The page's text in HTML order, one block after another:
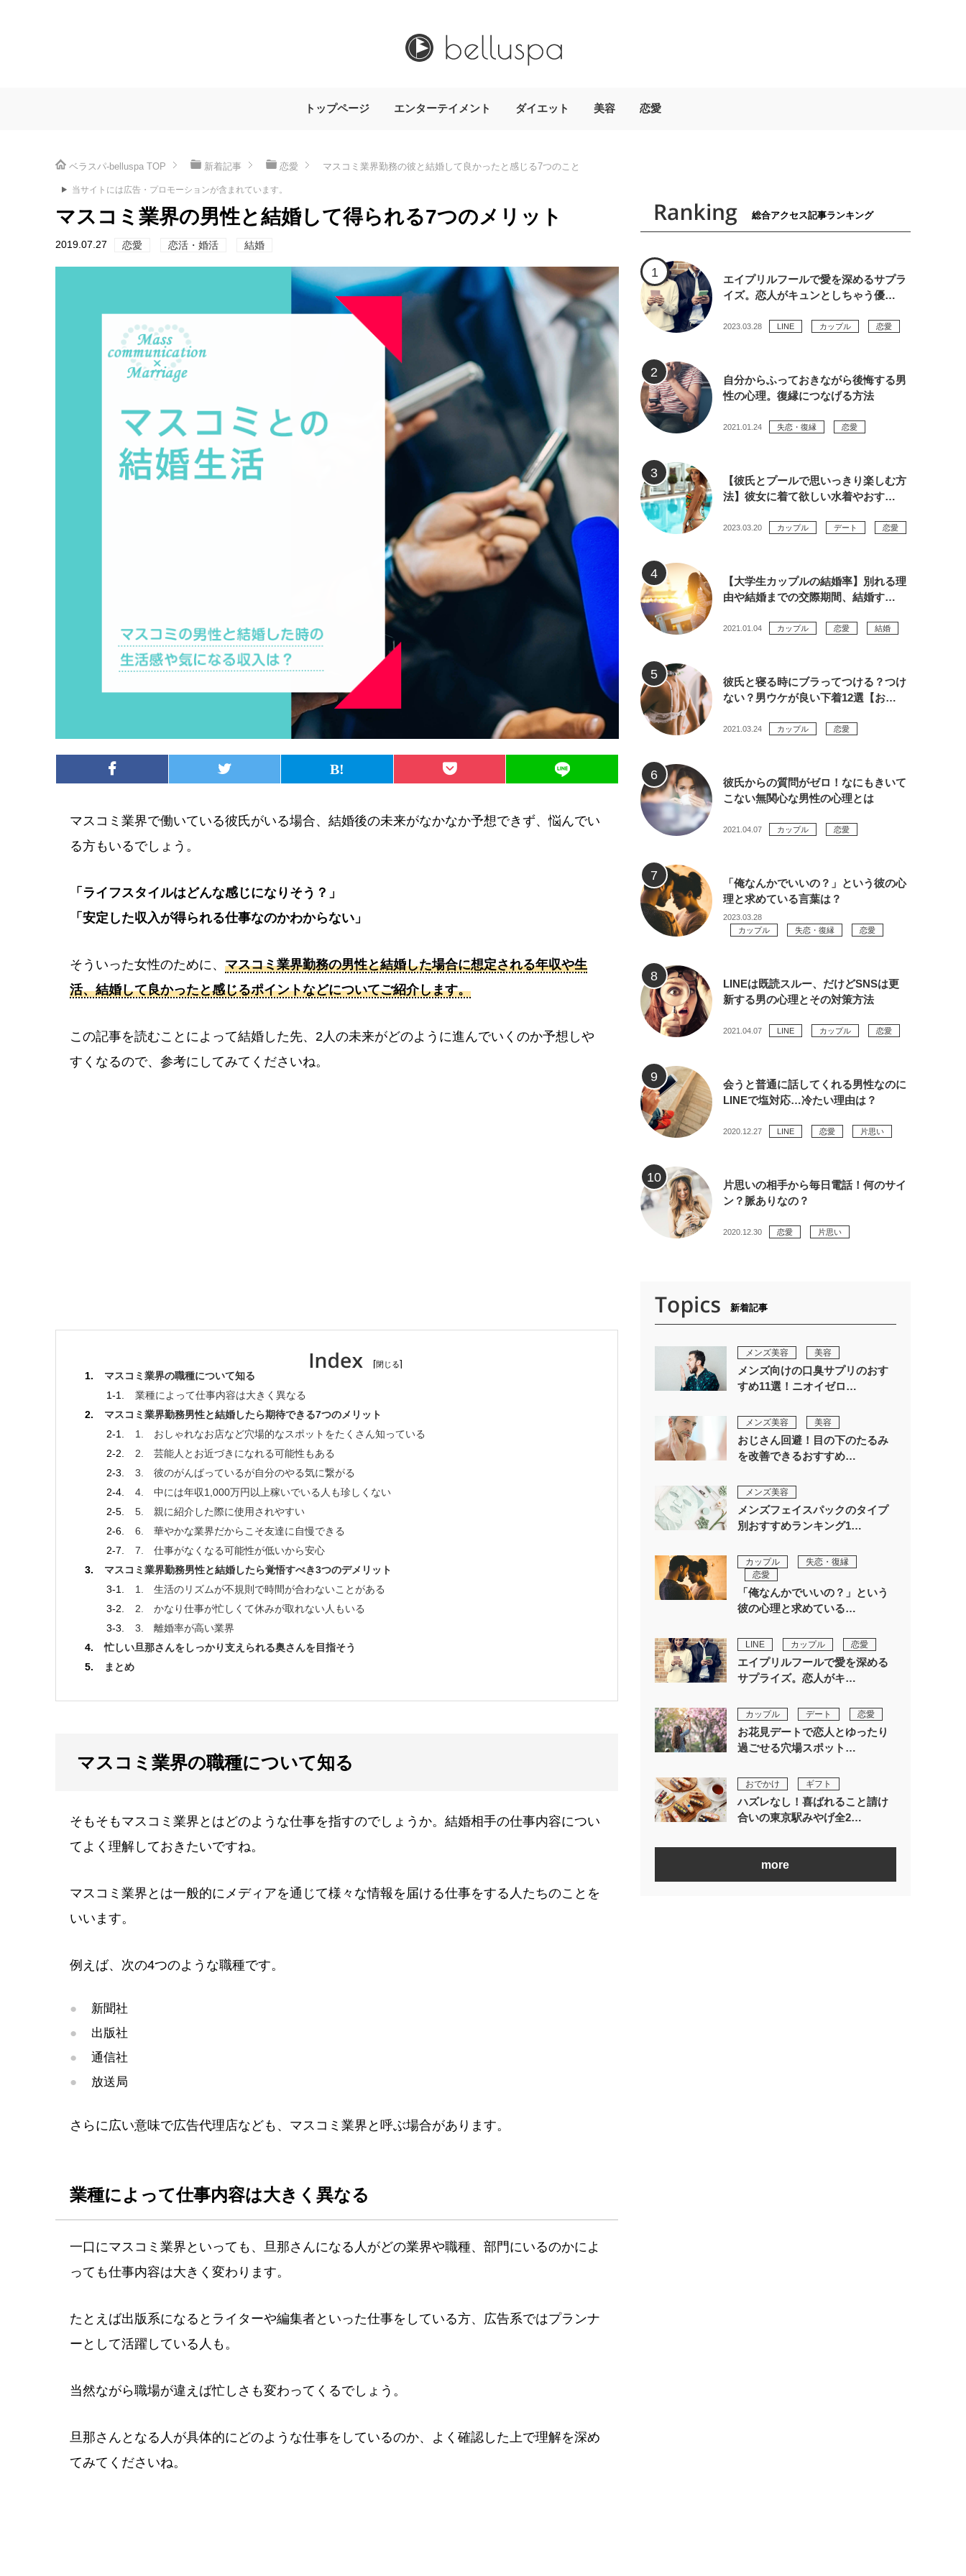
トップページ エンターテイメント ダイエット 美容 恋愛
ベラスパ-belluspa TOP 新着記事 恋愛 マスコミ業界勤務の彼と結婚して良かったと感じる7つのこと
当サイトには広告・プロモーションが含まれています。
マスコミ業界の男性と結婚して得られる7つのメリット
2019.07.27 恋愛 恋活・婚活 結婚
マスコミ業界で働いている彼氏がいる場合、結婚後の未来がなかなか予想できず、悩んでい
る方もいるでしょう。
「ライフスタイルはどんな感じになりそう？」
「安定した収入が得られる仕事なのかわからない」
そういった女性のために、 マスコミ業界勤務の男性と結婚した場合に想定される年収や生
活、結婚して良かったと感じるポイントなどについてご紹介します。
この記事を読むことによって結婚した先、2人の未来がどのように進んでいくのか予想しや
すくなるので、参考にしてみてくださいね。
[
]
マスコミ業界の職種について知る
業種によって仕事内容は大きく異なる
マスコミ業界勤務男性と結婚したら期待できる7つのメリット
1. おしゃれなお店など穴場的なスポットをたくさん知っている
2. 芸能人とお近づきになれる可能性もある
3. 彼のがんばっているが自分のやる気に繋がる
4. 中には年収1,000万円以上稼いでいる人も珍しくない
5. 親に紹介した際に使用されやすい
6. 華やかな業界だからこそ友達に自慢できる
7. 仕事がなくなる可能性が低いから安心
マスコミ業界勤務男性と結婚したら覚悟すべき3つのデメリット
1. 生活のリズムが不規則で時間が合わないことがある
2. かなり仕事が忙しくて休みが取れない人もいる
3. 離婚率が高い業界
忙しい旦那さんをしっかり支えられる奥さんを目指そう
まとめ
マスコミ業界の職種について知る
そもそもマスコミ業界とはどのような仕事を指すのでしょうか。結婚相手の仕事内容につい
てよく理解しておきたいですね。
マスコミ業界とは一般的にメディアを通じて様々な情報を届ける仕事をする人たちのことを
いいます。
例えば、次の4つのような職種です。
新聞社
出版社
通信社
放送局
さらに広い意味で広告代理店なども、マスコミ業界と呼ぶ場合があります。
業種によって仕事内容は大きく異なる
一口にマスコミ業界といっても、旦那さんになる人がどの業界や職種、部門にいるのかによ
っても仕事内容は大きく変わります。
たとえば出版系になるとライターや編集者といった仕事をしている方、広告系ではプランナ
ーとして活躍している人も。
当然ながら職場が違えば忙しさも変わってくるでしょう。
旦那さんとなる人が具体的にどのような仕事をしているのか、よく確認した上で理解を深め
てみてくださいね。
総合アクセス記事ランキング
エイプリルフールで愛を深めるサプラ
イズ。恋人がキュンとしちゃう優…
2023.03.28 LINE カップル 恋愛
自分からふっておきながら後悔する男
性の心理。復縁につなげる方法
2021.01.24 失恋・復縁 恋愛
【彼氏とプールで思いっきり楽しむ方
法】彼女に着て欲しい水着やおす…
2023.03.20 カップル デート 恋愛
【大学生カップルの結婚率】別れる理
由や結婚までの交際期間、結婚す…
2021.01.04 カップル 恋愛 結婚
彼氏と寝る時にブラってつける？つけ
ない？男ウケが良い下着12選【お…
2021.03.24 カップル 恋愛
彼氏からの質問がゼロ！なにもきいて
こない無関心な男性の心理とは
2021.04.07 カップル 恋愛
「俺なんかでいいの？」という彼の心
理と求めている言葉は？
2023.03.28
カップル
失恋・復縁 恋愛
LINEは既読スルー、だけどSNSは更
新する男の心理とその対策方法
2021.04.07 LINE カップル 恋愛
会うと普通に話してくれる男性なのに
LINEで塩対応…冷たい理由は？
2020.12.27 LINE 恋愛 片思い
片思いの相手から毎日電話！何のサイ
ン？脈ありなの？
2020.12.30 恋愛 片思い
新着記事
メンズ美容 美容
メンズ向けの口臭サプリのおす
すめ11選！ニオイゼロ…
メンズ美容 美容
おじさん回避！目の下のたるみ
を改善できるおすすめ…
メンズ美容
メンズフェイスパックのタイプ
別おすすめランキング1…
カップル
失恋・復縁
恋愛
「俺なんかでいいの？」という
彼の心理と求めている…
LINE カップル 恋愛
エイプリルフールで愛を深める
サプライズ。恋人がキ…
カップル デート 恋愛
お花見デートで恋人とゆったり
過ごせる穴場スポット…
おでかけ ギフト
ハズレなし！喜ばれること請け
合いの東京駅みやげ全2…
more